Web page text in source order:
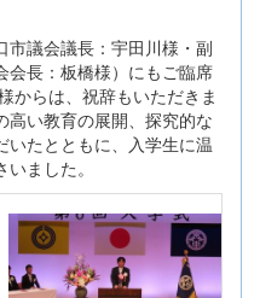
市議会議長：宇田川様・副
会長：板橋様）にもご臨席
からは、祝辞もいただきま
高い教育の展開、探究的な
いたとともに、入学生に温
ました。